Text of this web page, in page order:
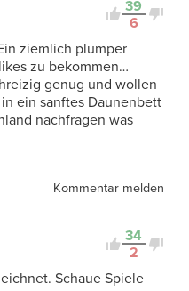
39
6
ziemlich plumper
zu bekommen…
genug und wollen
ein sanftes Daunenbett
nachfragen was
Kommentar melden
34
2
Schaue Spiele